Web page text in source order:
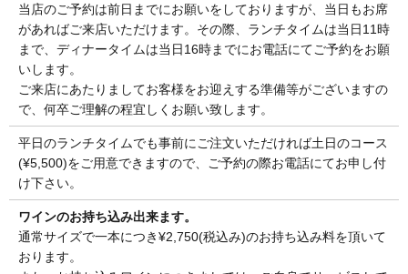
当店のご予約は前日までにお願いをしておりますが、当日もお席
があればご来店いただけます。その際、ランチタイムは当日11時
まで、ディナータイムは当日16時までにお電話にてご予約をお願
いします。
ご来店にあたりましてお客様をお迎えする準備等がございますの
で、何卒ご理解の程宜しくお願い致します。
平日のランチタイムでも事前にご注文いただければ土日のコース
(¥5,500)をご用意できますので、ご予約の際お電話にてお申し付
け下さい。
ワインのお持ち込み出来ます。
通常サイズで一本につき¥2,750(税込み)のお持ち込み料を頂いて
おります。